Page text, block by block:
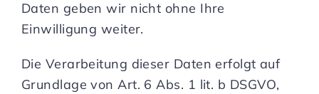
Daten geben wir nicht ohne Ihre
Einwilligung weiter.
Die Verarbeitung dieser Daten erfolgt auf
Grundlage von Art. 6 Abs. 1 lit. b DSGVO,